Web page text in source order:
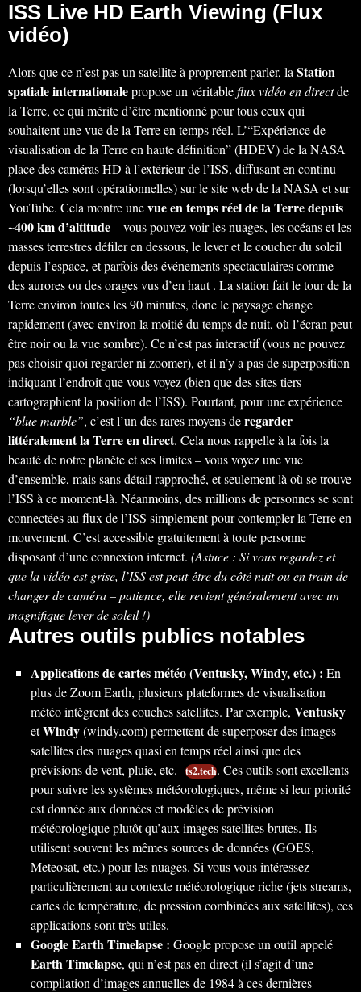
ISS Live HD Earth Viewing (Flux
vidéo)
Alors que ce n’est pas un satellite à proprement parler, la Station
spatiale internationalepropose un véritableflux vidéo en directde
la Terre, ce qui mérite d’être mentionné pour tous ceux qui
souhaitent une vue de la Terre en temps réel. L’“Expérience de
visualisation de la Terre en haute définition” (HDEV) de la NASA
place des caméras HD à l’extérieur de l’ISS, diffusant en continu
(lorsqu’elles sont opérationnelles) sur le site web de la NASA et sur
YouTube. Cela montre unevue en temps réel de la Terre depuis
~400 km d’altitude– vous pouvez voir les nuages, les océans et les
masses terrestres défiler en dessous, le lever et le coucher du soleil
depuis l’espace, et parfois des événements spectaculaires comme
des aurores ou des orages vus d’en haut . La station fait le tour de la
Terre environ toutes les 90 minutes, donc le paysage change
rapidement (avec environ la moitié du temps de nuit, où l’écran peut
être noir ou la vue sombre). Ce n’est pas interactif (vous ne pouvez
pas choisir quoi regarder ni zoomer), et il n’y a pas de superposition
indiquant l’endroit que vous voyez (bien que des sites tiers
cartographient la position de l’ISS). Pourtant, pour une expérience
“blue marble”, c’est l’un des rares moyens deregarder
littéralement la Terre en direct. Cela nous rappelle à la fois la
beauté de notre planète et ses limites – vous voyez une vue
d’ensemble, mais sans détail rapproché, et seulement là où se trouve
l’ISS à ce moment-là. Néanmoins, des millions de personnes se sont
connectées au flux de l’ISS simplement pour contempler la Terre en
mouvement. C’est accessible gratuitement à toute personne
disposant d’une connexion internet. (Astuce : Si vous regardez et
que la vidéo est grise, l’ISS est peut-être du côté nuit ou en train de
changer de caméra – patience, elle revient généralement avec un
magnifique lever de soleil !)
Autres outils publics notables
Applications de cartes météo (Ventusky, Windy, etc.) : En
plus de Zoom Earth, plusieurs plateformes de visualisation
météo intègrent des couches satellites. Par exemple, Ventusky
etWindy(windy.com) permettent de superposer des images
satellites des nuages quasi en temps réel ainsi que des
prévisions de vent, pluie, etc.
ts2.tech. Ces outils sont excellents
pour suivre les systèmes météorologiques, même si leur priorité
est donnée aux données et modèles de prévision
météorologique plutôt qu’aux images satellites brutes. Ils
utilisent souvent les mêmes sources de données (GOES,
Meteosat, etc.) pour les nuages. Si vous vous intéressez
particulièrement au contexte météorologique riche (jets streams,
cartes de température, de pression combinées aux satellites), ces
applications sont très utiles.
Google Earth Timelapse : Google propose un outil appelé
Earth Timelapse, qui n’est pas en direct (il s’agit d’une
compilation d’images annuelles de 1984 à ces dernières